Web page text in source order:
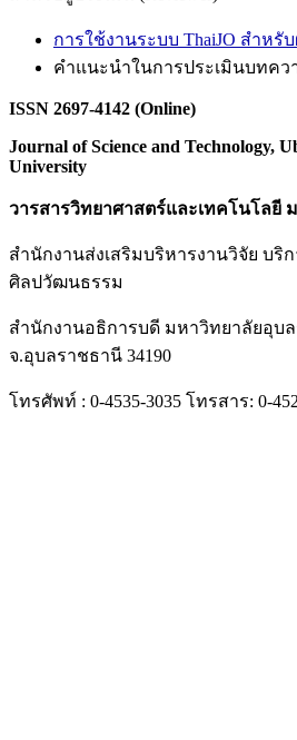
การใช้งานระบบ ThaiJO สำหรับ
คำแนะนำในการประเมินบทคว
ISSN 2697-4142 (Online)
Journal of Science and Technology,
University
วารสารวิทยาศาสตร์และเทคโนโลยี
สำนักงานส่งเสริมบริหารงานวิจัย บริ
ศิลปวัฒนธรรม
สำนักงานอธิการบดี มหาวิทยาลัยอุบ
จ.อุบลราชธานี 34190
โทรศัพท์ : 0-4535-3035 โทรสาร: 0-